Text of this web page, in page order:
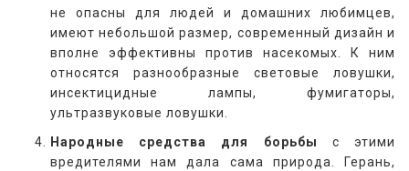
не опасны для людей и домашних любимцев,
имеют небольшой размер, современный дизайн и
вполне эффективны против насекомых. К ним
относятся разнообразные световые ловушки,
инсектицидные лампы, фумигаторы,
ультразвуковые ловушки.
Народные средства для борьбы
с этими
вредителями нам дала сама природа. Герань,